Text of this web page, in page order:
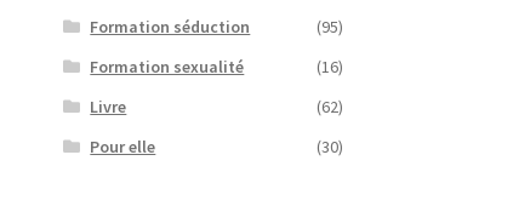
Formation séduction
(95)
Formation sexualité
(16)
Livre
(62)
Pour elle
(30)